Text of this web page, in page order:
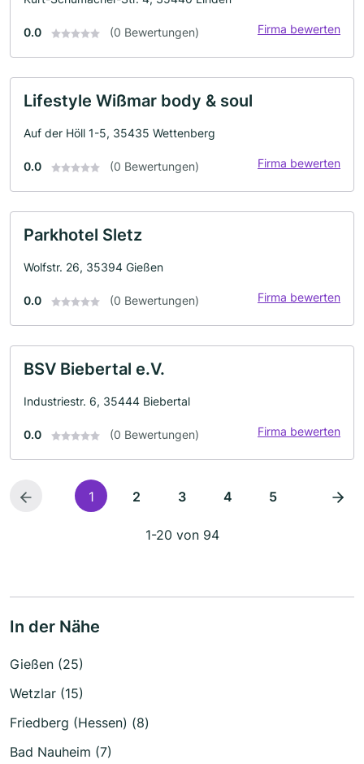
0.0 (0 Bewertungen) Firma bewerten
Lifestyle Wißmar body & soul
Auf der Höll 1-5, 35435 Wettenberg
0.0 (0 Bewertungen) Firma bewerten
Parkhotel Sletz
Wolfstr. 26, 35394 Gießen
0.0 (0 Bewertungen) Firma bewerten
BSV Biebertal e.V.
Industriestr. 6, 35444 Biebertal
0.0 (0 Bewertungen) Firma bewerten
1 2 3 4 5
1-20 von 94
In der Nähe
Gießen (25)
Wetzlar (15)
Friedberg (Hessen) (8)
Bad Nauheim (7)